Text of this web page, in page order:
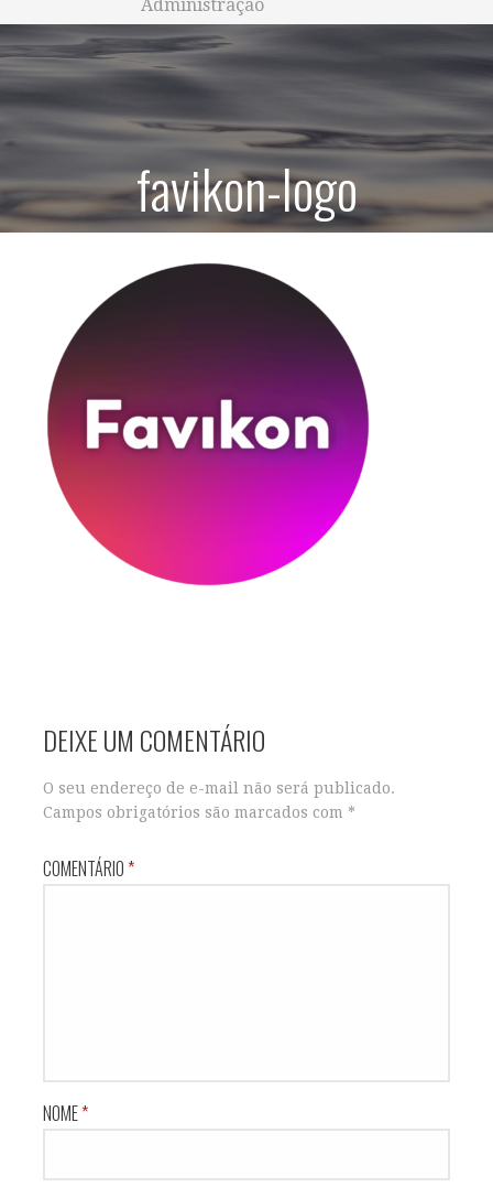
Administração
favikon-logo
DEIXE UM COMENTÁRIO
O seu endereço de e-mail não será publicado.
Campos obrigatórios são marcados com *
COMENTÁRIO*
NOME*